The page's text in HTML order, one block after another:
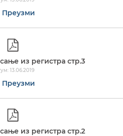
Преузми
из регистра стр.3
13.06.2019
Преузми
из регистра стр.2